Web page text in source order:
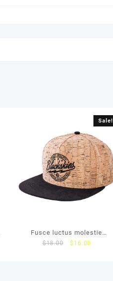
Sale!
Fusce luctus molestie
lacus
$18.00 $ 16.00